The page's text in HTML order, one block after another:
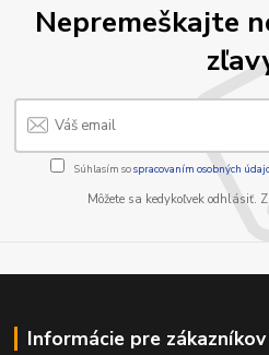
Nepremeškajte
Súhlasím sospracovaním osobných
Môžete sa kedykoľvek odhlásiť.
Informácie pre zákazníkov